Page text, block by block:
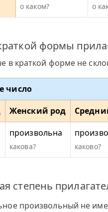
о каком? о
формы
в краткой форме не
число
Женский род
произвольна
какова? каково?
степень
произвольный не